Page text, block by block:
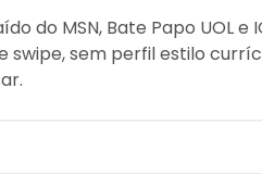
do MSN, Bate Papo UOL e
swipe, sem perfil estilo